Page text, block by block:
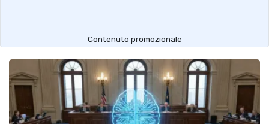
Contenuto promozionale